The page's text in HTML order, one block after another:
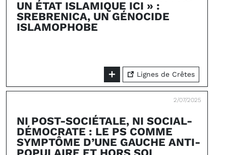
UN ÉTAT ISLAMIQUE ICI » :
SREBRENICA, UN GÉNOCIDE
ISLAMOPHOBE
Lignes de Crêtes
2/07/2025
NI POST-SOCIÉTALE, NI SOCIAL-
DÉMOCRATE : LE PS COMME
SYMPTÔME D’UNE GAUCHE ANTI-